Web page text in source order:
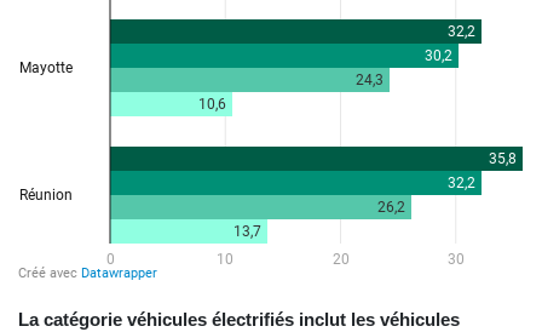
La catégorie véhicules électrifiés inclut les véhicules